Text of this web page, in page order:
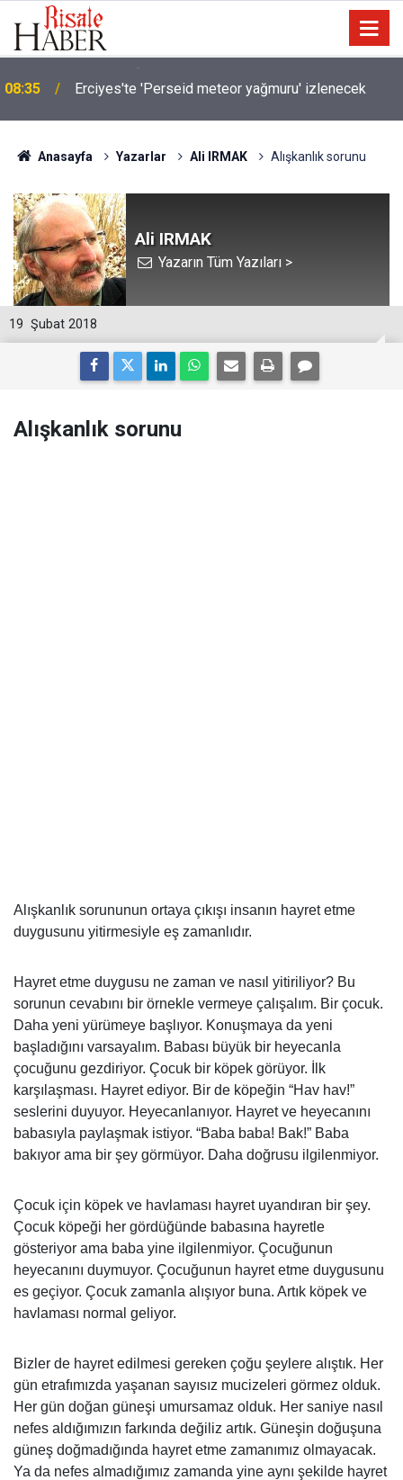
08:35 Erciyes'te 'Perseid meteor yağmuru' izlenecek
Anasayfa Yazarlar Ali IRMAK Alışkanlık sorunu
Ali IRMAK
Yazarın Tüm Yazıları >
19 Şubat 2018
Alışkanlık sorunu
Alışkanlık sorununun ortaya çıkışı insanın hayret etme
duygusunu yitirmesiyle eş zamanlıdır.
Hayret etme duygusu ne zaman ve nasıl yitiriliyor? Bu
sorunun cevabını bir örnekle vermeye çalışalım. Bir çocuk.
Daha yeni yürümeye başlıyor. Konuşmaya da yeni
başladığını varsayalım. Babası büyük bir heyecanla
çocuğunu gezdiriyor. Çocuk bir köpek görüyor. İlk
karşılaşması. Hayret ediyor. Bir de köpeğin “Hav hav!”
seslerini duyuyor. Heyecanlanıyor. Hayret ve heyecanını
babasıyla paylaşmak istiyor. “Baba baba! Bak!” Baba
bakıyor ama bir şey görmüyor. Daha doğrusu ilgilenmiyor.
Çocuk için köpek ve havlaması hayret uyandıran bir şey.
Çocuk köpeği her gördüğünde babasına hayretle
gösteriyor ama baba yine ilgilenmiyor. Çocuğunun
heyecanını duymuyor. Çocuğunun hayret etme duygusunu
es geçiyor. Çocuk zamanla alışıyor buna. Artık köpek ve
havlaması normal geliyor.
Bizler de hayret edilmesi gereken çoğu şeylere alıştık. Her
gün etrafımızda yaşanan sayısız mucizeleri görmez olduk.
Her gün doğan güneşi umursamaz olduk. Her saniye nasıl
nefes aldığımızın farkında değiliz artık. Güneşin doğuşuna
güneş doğmadığında hayret etme zamanımız olmayacak.
Ya da nefes almadığımız zamanda yine aynı şekilde hayret